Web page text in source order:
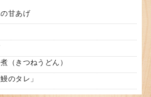
甘あげ
（きつねうどん）
のタレ」